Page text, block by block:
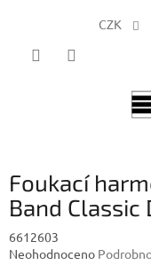
CZK
Foukací
Band Classic
6612603
Průměrné
Neohodnoceno